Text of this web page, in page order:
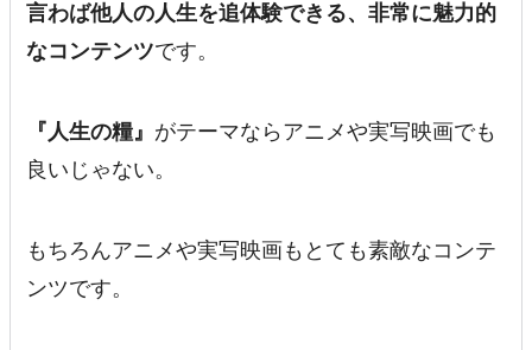
言わば他人の人生を追体験できる、非常に魅力的
なコンテンツです。
『人生の糧』 がテーマならアニメや実写映画でも
良いじゃない。
もちろんアニメや実写映画もとても素敵なコンテ
ンツです。